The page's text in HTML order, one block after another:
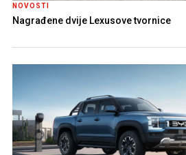
NOVOSTI
Nagrađene dvije Lexusove tvornice